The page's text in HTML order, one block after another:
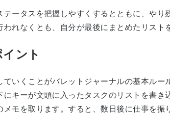
ータスを把握しやすくするとともに、や
れなくとも、自分が最後にまとめたリス
ント
いくことがバレットジャーナルの基本ルー
キーが文頭に入ったタスクのリストを書
モを取ります。すると、数日後に仕事を